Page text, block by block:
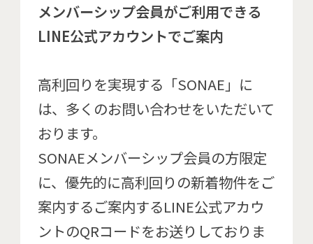
メンバーシップ会員がご利用できる
LINE公式アカウントでご案内
高利回りを実現する「SONAE」に
は、多くのお問い合わせをいただいて
おります。
SONAEメンバーシップ会員の方限定
に、優先的に高利回りの新着物件をご
案内するご案内するLINE公式アカウ
ントのQRコードをお送りしておりま